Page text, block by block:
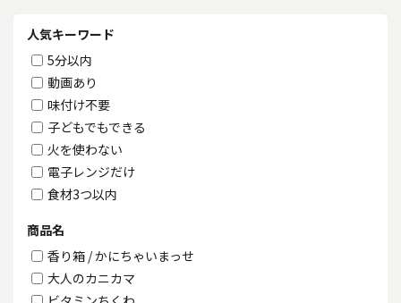
人気キーワード
5分以内
動画あり
味付け不要
子どもでもできる
火を使わない
電子レンジだけ
食材3つ以内
商品名
香り箱 / かにちゃいまっせ
大人のカニカマ